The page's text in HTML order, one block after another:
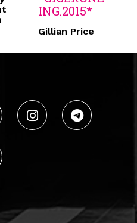
ING.2015*
Gillian Price